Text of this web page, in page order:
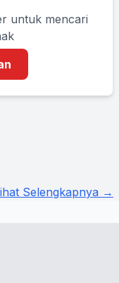
untuk mencari
Selengkapnya →